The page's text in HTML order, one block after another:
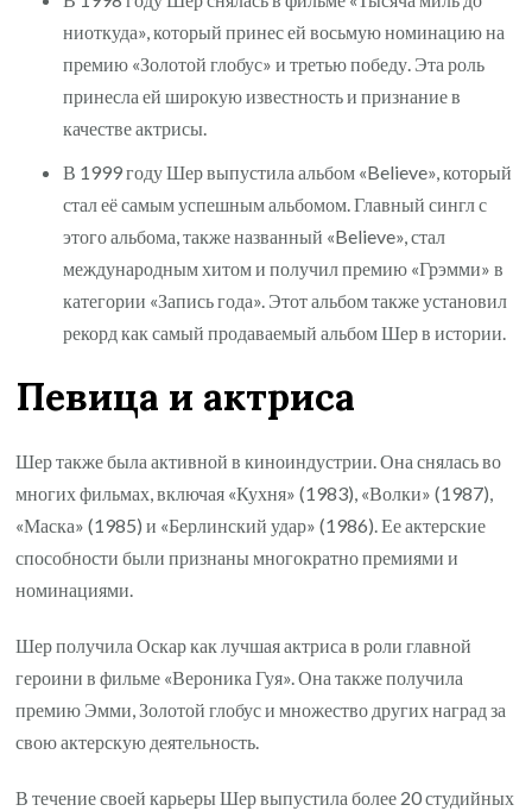
ниоткуда», который принес ей восьмую номинацию на
премию «Золотой глобус» и третью победу. Эта роль
принесла ей широкую известность и признание в
качестве актрисы.
В 1999 году Шер выпустила альбом «Believe», который
стал её самым успешным альбомом. Главный сингл с
этого альбома, также названный «Believe», стал
международным хитом и получил премию «Грэмми» в
категории «Запись года». Этот альбом также установил
рекорд как самый продаваемый альбом Шер в истории.
Певица и актриса
Шер также была активной в киноиндустрии. Она снялась во
многих фильмах, включая «Кухня» (1983), «Волки» (1987),
«Маска» (1985) и «Берлинский удар» (1986). Ее актерские
способности были признаны многократно премиями и
номинациями.
Шер получила Оскар как лучшая актриса в роли главной
героини в фильме «Вероника Гуя». Она также получила
премию Эмми, Золотой глобус и множество других наград за
свою актерскую деятельность.
В течение своей карьеры Шер выпустила более 20 студийных